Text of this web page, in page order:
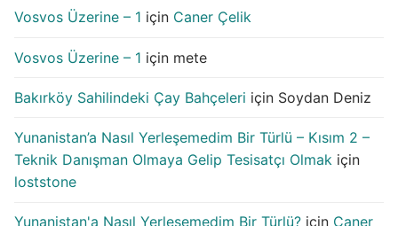
Vosvos Üzerine – 1 için Caner Çelik
Vosvos Üzerine – 1 için mete
Bakırköy Sahilindeki Çay Bahçeleri için Soydan Deniz
Yunanistan’a Nasıl Yerleşemedim Bir Türlü – Kısım 2 –
Teknik Danışman Olmaya Gelip Tesisatçı Olmak için
loststone
Yunanistan'a Nasıl Yerleşemedim Bir Türlü? için Caner